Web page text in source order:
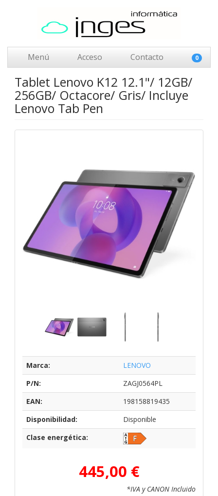
Menú Acceso Contacto 0
Tablet Lenovo K12 12.1"/ 12GB/
256GB/ Octacore/ Gris/ Incluye
Lenovo Tab Pen
Marca:
LENOVO
P/N:
ZAGJ0564PL
EAN:
198158819435
Disponibilidad:
Disponible
Clase energética:
445,00 €
*IVA y CANON Incluido